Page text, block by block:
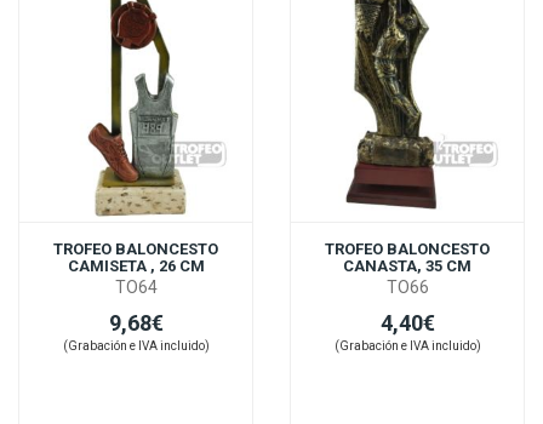
TROFEO BALONCESTO
CAMISETA , 26 CM
TO64
9,68€
(Grabación e IVA incluido)
TROFEO BALONCESTO
CANASTA, 35 CM
TO66
4,40€
(Grabación e IVA incluido)